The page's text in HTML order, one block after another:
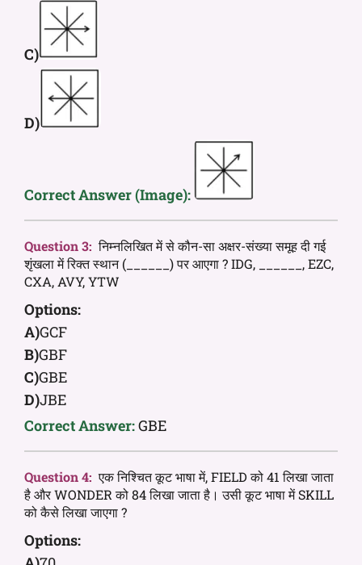
C)
D)
Correct Answer (Image):
Question 3: निम्नलिखित में से कौन-सा अक्षर-संख्या समूह दी गई
शृंखला में रिक्त स्थान (______) पर आएगा ? IDG, ______, EZC,
CXA, AVY, YTW
Options:
A)GCF
B)GBF
C)GBE
D)JBE
Correct Answer:GBE
Question 4: एक निश्चित कूट भाषा में, FIELD को 41 लिखा जाता
है और WONDER को 84 लिखा जाता है। उसी कूट भाषा में SKILL
को कैसे लिखा जाएगा ?
Options: